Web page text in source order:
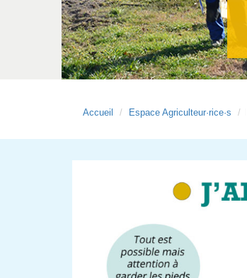
Accueil Espace Agriculteur·rice·s